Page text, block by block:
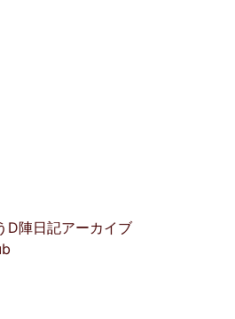
D陣日記アーカイブ